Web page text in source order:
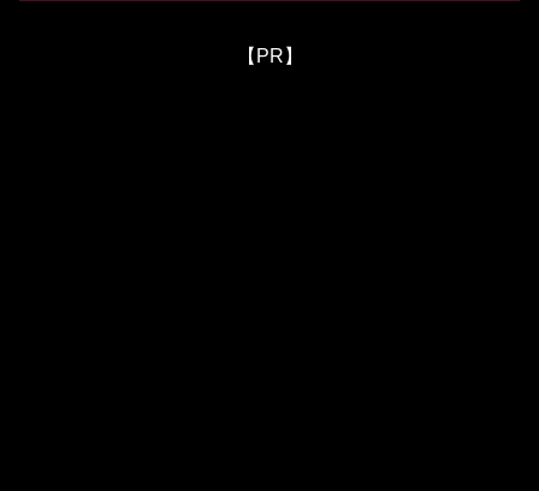
【PR】